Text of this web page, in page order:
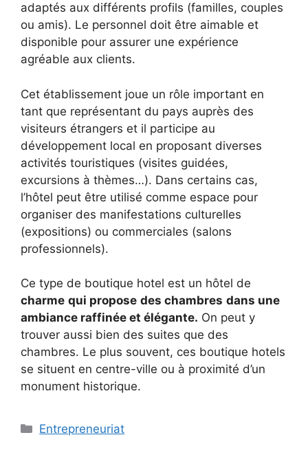
adaptés aux différents profils (familles, couples
ou amis). Le personnel doit être aimable et
disponible pour assurer une expérience
agréable aux clients.
Cet établissement joue un rôle important en
tant que représentant du pays auprès des
visiteurs étrangers et il participe au
développement local en proposant diverses
activités touristiques (visites guidées,
excursions à thèmes…). Dans certains cas,
l’hôtel peut être utilisé comme espace pour
organiser des manifestations culturelles
(expositions) ou commerciales (salons
professionnels).
Ce type de boutique hotel est un hôtel de
charme qui propose des chambres dans une
ambiance raffinée et élégante. On peut y
trouver aussi bien des suites que des
chambres. Le plus souvent, ces boutique hotels
se situent en centre-ville ou à proximité d’un
monument historique.
Catégories
Entrepreneuriat